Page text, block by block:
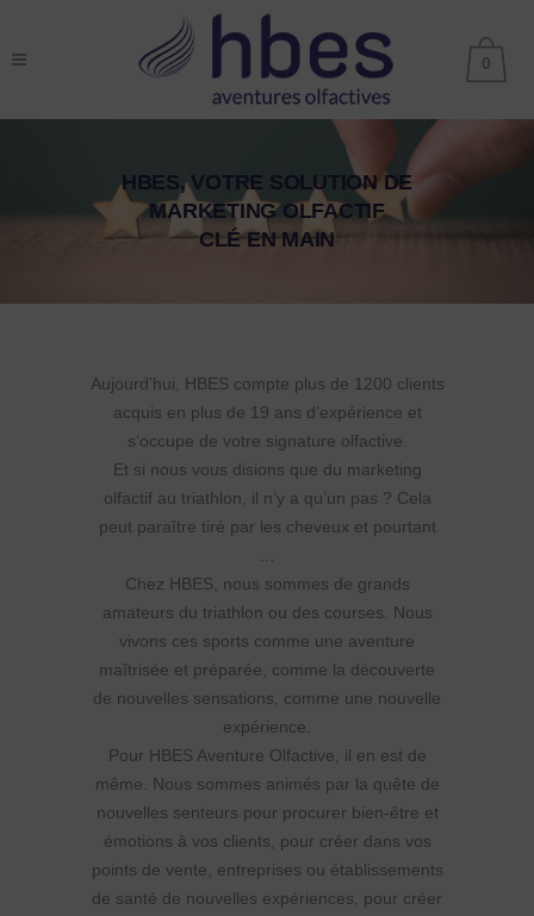
0
HBES, VOTRE SOLUTION DE
MARKETING OLFACTIF
CLÉ EN MAIN
Aujourd’hui, HBES compte plus de 1200 clients
acquis en plus de 19 ans d’expérience et
s’occupe de votre signature olfactive.
Et si nous vous disions que du marketing
olfactif au triathlon, il n’y a qu’un pas ? Cela
peut paraître tiré par les cheveux et pourtant
Chez HBES, nous sommes de grands
amateurs du triathlon ou des courses. Nous
vivons ces sports comme une aventure
maîtrisée et préparée, comme la découverte
de nouvelles sensations, comme une nouvelle
expérience.
Pour HBES Aventure Olfactive, il en est de
même. Nous sommes animés par la quête de
nouvelles senteurs pour procurer bien-être et
émotions à vos clients, pour créer dans vos
points de vente, entreprises ou établissements
de santé de nouvelles expériences, pour créer